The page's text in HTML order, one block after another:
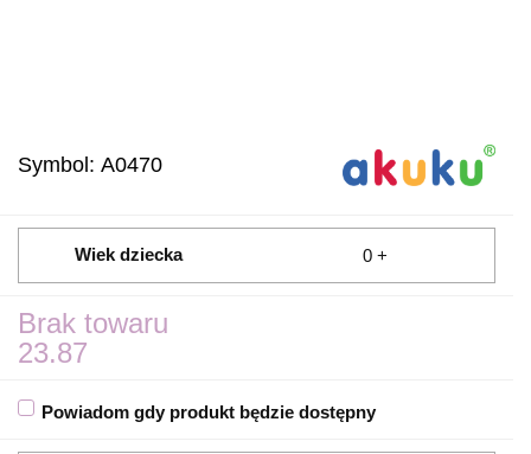
Symbol: A0470
Wiek dziecka 0 +
Brak towaru
23.87
Powiadom gdy produkt będzie dostępny